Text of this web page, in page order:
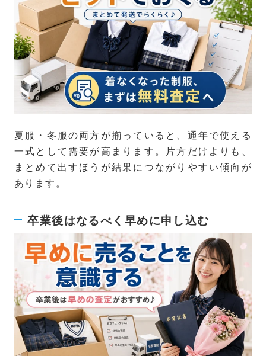
夏服・冬服の両方が揃っていると、通年で使える
一式として需要が高まります。片方だけよりも、
まとめて出すほうが結果につながりやすい傾向が
あります。
卒業後はなるべく早めに申し込む